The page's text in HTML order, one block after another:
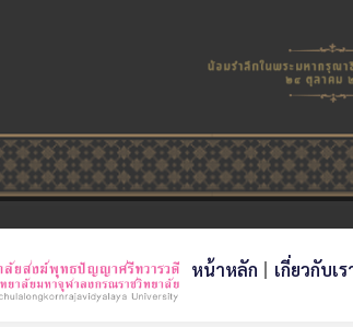
หน้าหลัก เกี่ยวกับเร